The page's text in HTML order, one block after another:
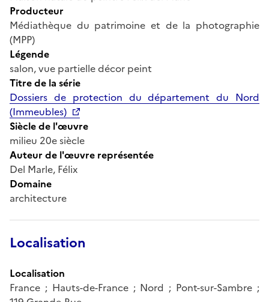
Producteur
Médiathèque du patrimoine et de la photographie
(MPP)
Légende
salon, vue partielle décor peint
Titre de la série
Dossiers de protection du département du Nord
(Immeubles)
Siècle de l'œuvre
milieu 20e siècle
Auteur de l'œuvre représentée
Del Marle, Félix
Domaine
architecture
Localisation
Localisation
France ; Hauts-de-France ; Nord ; Pont-sur-Sambre ;